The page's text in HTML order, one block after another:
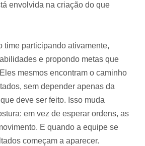
envolvida na criação do que
time participando ativamente,
e propondo metas que
mesmos encontram o caminho
sem depender apenas da
deve ser feito. Isso muda
em vez de esperar ordens, as
E quando a equipe se
começam a aparecer.